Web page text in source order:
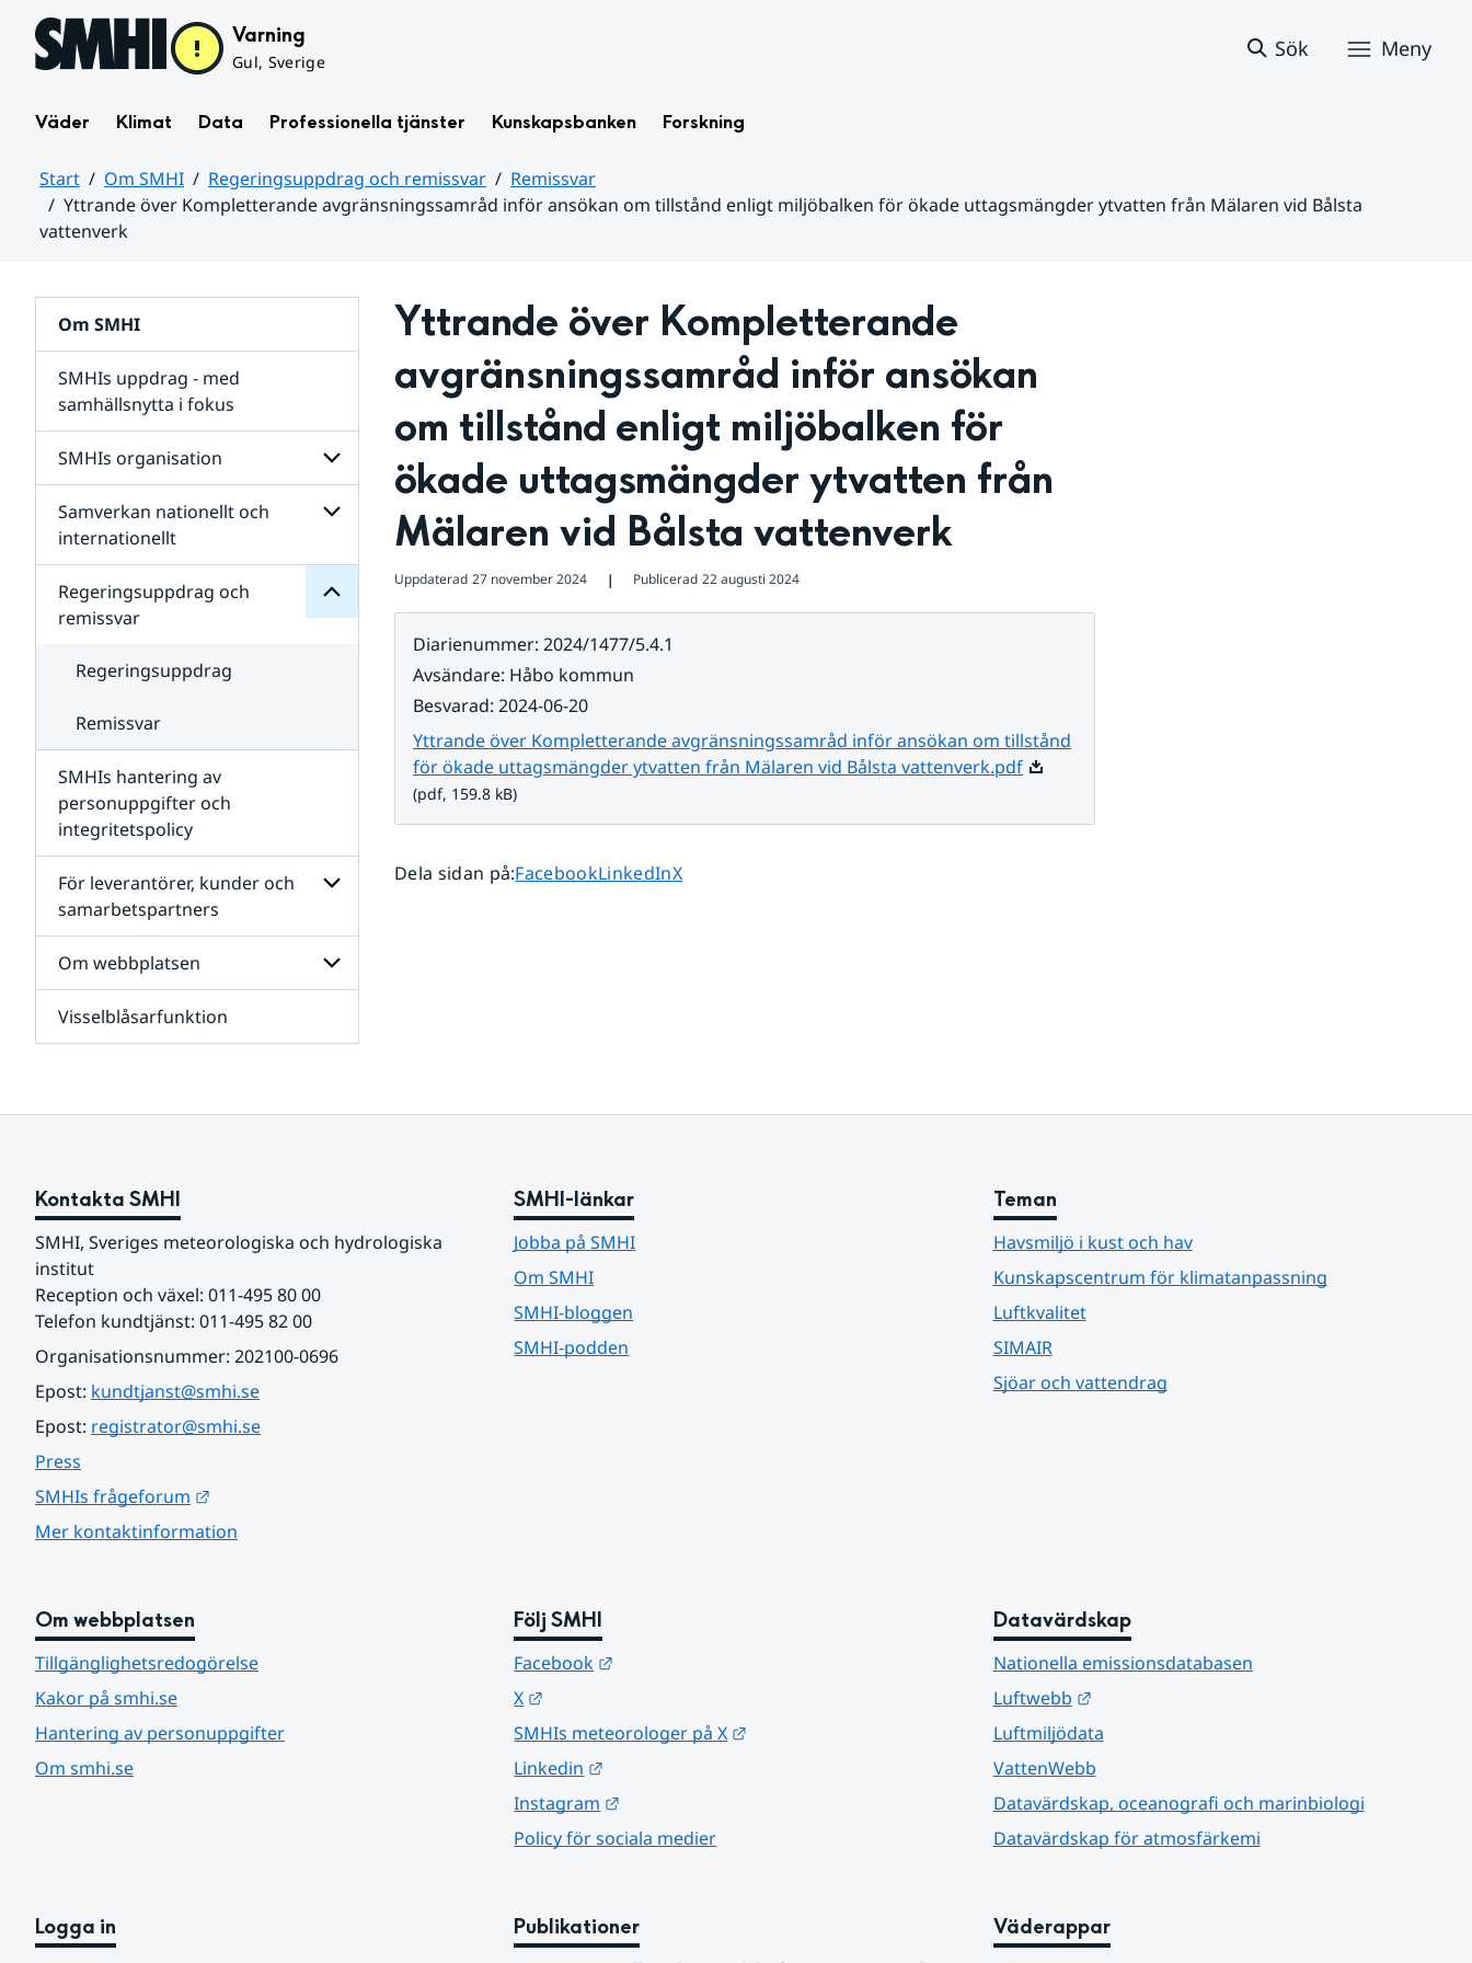
Hoppa till sidans innehåll Varning
Gul, Sverige
Sök Meny
Väder Klimat Data Professionella tjänster Kunskapsbanken Forskning
Start Om SMHI Regeringsuppdrag och remissvar
Remissvar
Yttrande över Kompletterande avgränsningssamråd inför ansökan om tillstånd enligt miljöbalken för ökade uttagsmängder ytvatten från Mälaren vid Bålsta
vattenverk
Om SMHI
SMHIs uppdrag - med
samhällsnytta i fokus
SMHIs organisation
Undersidor
organisation
Samverkan nationellt och
internationellt
Undersidor
för
Samverkan
internationellt
Regeringsuppdrag och
remissvar
för
Regeringsuppdrag
remissvar
Regeringsuppdrag
Remissvar
SMHIs hantering av
personuppgifter och
integritetspolicy
För leverantörer, kunder och
samarbetspartners
Undersidor
för
och
Om webbplatsen
för
Visselblåsarfunktion
Yttrande över Kompletterande
avgränsningssamråd inför ansökan
om tillstånd enligt miljöbalken för
ökade uttagsmängder ytvatten från
Mälaren vid Bålsta vattenverk
Uppdaterad 27 november 2024 ❘ Publicerad 22 augusti 2024
Diarienummer: 2024/1477/5.4.1
Avsändare: Håbo kommun
Besvarad: 2024-06-20
Yttrande över Kompletterande avgränsningssamråd inför ansökan om tillstånd
för ökade uttagsmängder ytvatten från Mälaren vid Bålsta vattenverk.pdfPdf, 159.8 kB.
(pdf, 159.8 kB)
Dela sidan på:Dela sidan på
FacebookDela sidan på
LinkedInDela sidan på
X
Kontakta SMHI
SMHI, Sveriges meteorologiska och hydrologiska
institut
Reception och växel: 011-495 80 00
Telefon kundtjänst: 011-495 82 00
Organisationsnummer: 202100-0696
Epost: kundtjanst@smhi.se
Epost: registrator@smhi.se
Press
SMHIs frågeforum
Mer kontaktinformation
SMHI-länkar
Jobba på SMHI
Om SMHI
SMHI-bloggen
SMHI-podden
Teman
Havsmiljö i kust och hav
Kunskapscentrum för klimatanpassning
Luftkvalitet
SIMAIR
Sjöar och vattendrag
Om webbplatsen
Tillgänglighetsredogörelse
Kakor på smhi.se
Hantering av personuppgifter
Om smhi.se
Följ SMHI
Facebook
X
SMHIs meteorologer på X
Linkedin
Instagram
Policy för sociala medier
Datavärdskap
Nationella emissionsdatabasen
Luftwebb
Länk till annan webbplats.
Luftmiljödata
VattenWebb
Datavärdskap, oceanografi och marinbiologi
Datavärdskap för atmosfärkemi
Logga in Publikationer Väderappar